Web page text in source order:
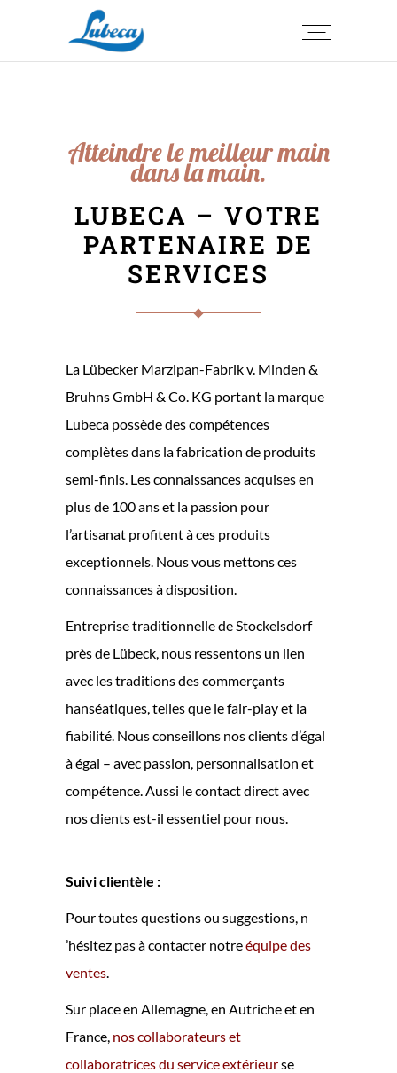
Atteindre le meilleur main
dans la main.
LUBECA – VOTRE
PARTENAIRE DE
SERVICES
La Lübecker Marzipan-Fabrik v. Minden &
Bruhns GmbH & Co. KG portant la marque
Lubeca possède des compétences
complètes dans la fabrication de produits
semi-finis. Les connaissances acquises en
plus de 100 ans et la passion pour
l’artisanat profitent à ces produits
exceptionnels. Nous vous mettons ces
connaissances à disposition.
Entreprise traditionnelle de Stockelsdorf
près de Lübeck, nous ressentons un lien
avec les traditions des commerçants
hanséatiques, telles que le fair-play et la
fiabilité. Nous conseillons nos clients d’égal
à égal – avec passion, personnalisation et
compétence. Aussi le contact direct avec
nos clients est-il essentiel pour nous.
Suivi clientèle :
Pour toutes questions ou suggestions, n
’hésitez pas à contacter notreéquipe des
ventes.
Sur place en Allemagne, en Autriche et en
France, nos collaborateurs et
collaboratrices du service extérieurse